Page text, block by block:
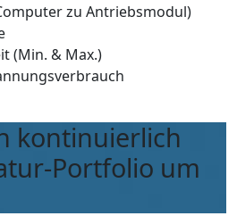
zu Antriebsmodul)
(Min. & Max.)
kontinuierlich
Portfolio um